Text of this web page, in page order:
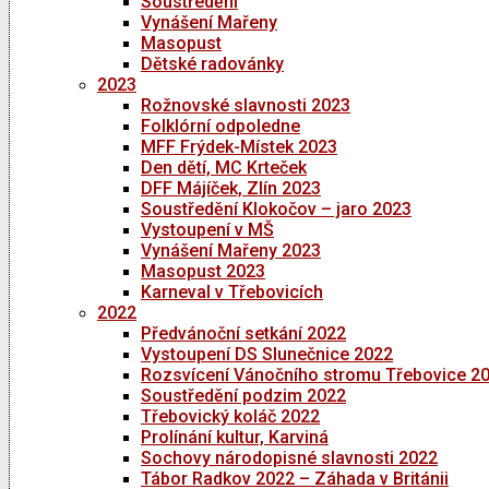
Vynášení Mařeny
Masopust
Dětské radovánky
2023
Rožnovské slavnosti 2023
Folklórní odpoledne
MFF Frýdek-Místek 2023
Den dětí, MC Krteček
DFF Májíček, Zlín 2023
Soustředění Klokočov – jaro 2023
Vystoupení v MŠ
Vynášení Mařeny 2023
Masopust 2023
Karneval v Třebovicích
2022
Předvánoční setkání 2022
Vystoupení DS Slunečnice 2022
Rozsvícení Vánočního stromu Třebovice
Soustředění podzim 2022
Třebovický koláč 2022
Prolínání kultur, Karviná
Sochovy národopisné slavnosti 2022
Tábor Radkov 2022 – Záhada v Británii